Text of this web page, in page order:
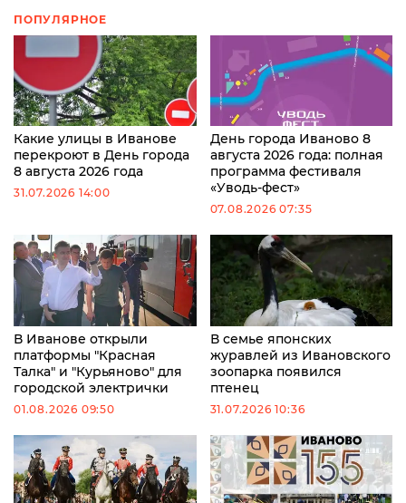
ПОПУЛЯРНОЕ
Какие улицы в Иванове
перекроют в День города
8 августа 2026 года
31.07.2026 14:00
День города Иваново 8
августа 2026 года: полная
программа фестиваля
«Уводь-фест»
07.08.2026 07:35
В Иванове открыли
платформы "Красная
Талка" и "Курьяново" для
городской электрички
01.08.2026 09:50
В семье японских
журавлей из Ивановского
зоопарка появился
птенец
31.07.2026 10:36